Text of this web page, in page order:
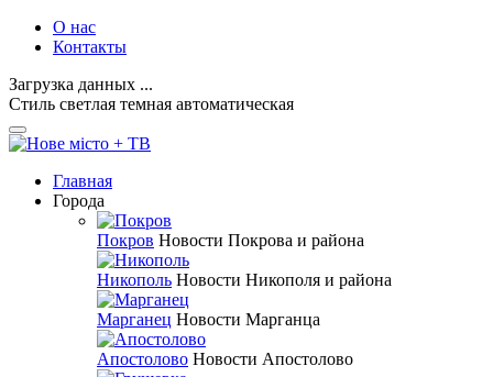
О нас
Контакты
Загрузка данных ...
Стиль светлая темная автоматическая
Главная
Города
Покров Новости Покрова и района
Никополь Новости Никополя и района
Марганец Новости Марганца
Апостолово Новости Апостолово